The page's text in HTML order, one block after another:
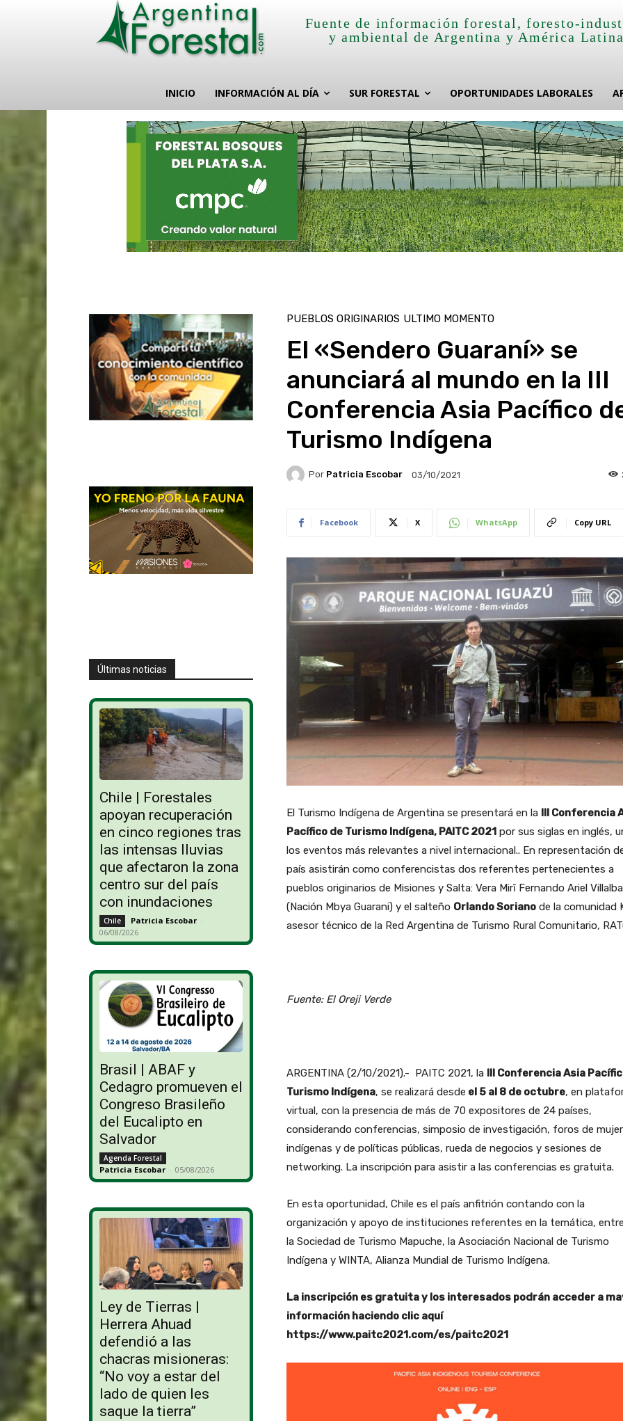
Fuente de información forestal, foresto-
y ambiental de Argentina y América
INICIO INFORMACIÓN AL DÍA SUR FORESTAL OPORTUNIDADES LABORALES
Últimas noticias
Chile | Forestales
apoyan recuperación
en cinco regiones tras
las intensas lluvias
que afectaron la zona
centro sur del país
con inundaciones
Chile Patricia Escobar -
06/08/2026
Brasil | ABAF y
Cedagro promueven el
Congreso Brasileño
del Eucalipto en
Salvador
Agenda Forestal
Patricia Escobar - 05/08/2026
Ley de Tierras |
Herrera Ahuad
defendió a las
chacras misioneras:
“No voy a estar del
lado de quien les
saque la tierra”
PUEBLOS ORIGINARIOS ULTIMO MOMENTO
El «Sendero Guaraní» se
anunciará al mundo en la III
Conferencia Asia Pacífico
Turismo Indígena
Por Patricia Escobar 03/10/2021
Facebook X WhatsApp Copy URL
El Turismo Indígena de Argentina se presentará en la III Conferencia
Pacífico de Turismo Indígena, PAITC 2021por sus siglas en inglés,
los eventos más relevantes a nivel internacional.. En representación
país asistirán como conferencistas dos referentes pertenecientes a
pueblos originarios de Misiones y Salta: Vera Mirĩ Fernando Ariel Villalba
(Nación Mbya Guarani) y el salteño Orlando Sorianode la comunidad
asesor técnico de la Red Argentina de Turismo Rural Comunitario,
Fuente: El Oreji Verde
ARGENTINA (2/10/2021).- PAITC 2021, la III Conferencia Asia
Turismo Indígena, se realizará desde el 5 al 8 de octubre, en
virtual, con la presencia de más de 70 expositores de 24 países,
considerando conferencias, simposio de investigación, foros de
indígenas y de políticas públicas, rueda de negocios y sesiones de
networking. La inscripción para asistir a las conferencias es gratuita.
En esta oportunidad, Chile es el país anfitrión contando con la
organización y apoyo de instituciones referentes en la temática,
la Sociedad de Turismo Mapuche, la Asociación Nacional de Turismo
Indígena y WINTA, Alianza Mundial de Turismo Indígena.
La inscripción es gratuita y los interesados podrán acceder a
información haciendo clic aquí
https://www.paitc2021.com/es/paitc2021